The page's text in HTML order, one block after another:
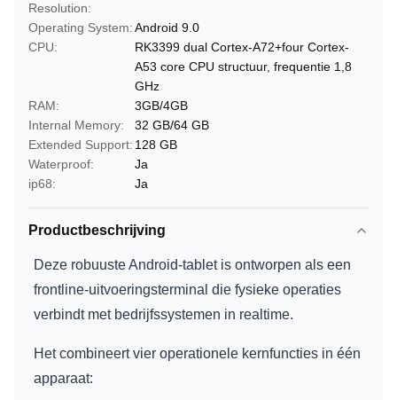
Resolution:
Operating System:Android 9.0
CPU:
RK3399 dual Cortex-A72+four Cortex-
A53 core CPU structuur, frequentie 1,8
GHz
RAM:
3GB/4GB
Internal Memory:
32 GB/64 GB
Extended Support: 128 GB
Waterproof:
Ja
ip68:
Ja
Productbeschrijving
Deze robuuste Android-tablet is ontworpen als een
frontline-uitvoeringsterminal die fysieke operaties
verbindt met bedrijfssystemen in realtime.
Het combineert vier operationele kernfuncties in één
apparaat: